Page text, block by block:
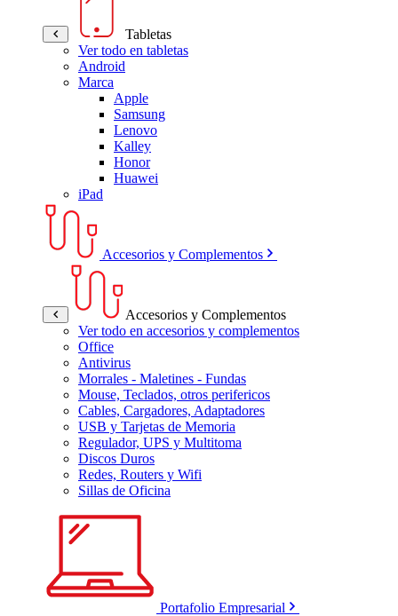
Tabletas
Ver todo en tabletas
Android
Marca
Apple
Samsung
Lenovo
Kalley
Honor
Huawei
iPad
Accesorios y Complementos
Accesorios y Complementos
Ver todo en accesorios y complementos
Office
Antivirus
Morrales - Maletines - Fundas
Mouse, Teclados, otros perifericos
Cables, Cargadores, Adaptadores
USB y Tarjetas de Memoria
Regulador, UPS y Multitoma
Discos Duros
Redes, Routers y Wifi
Sillas de Oficina
Portafolio Empresarial